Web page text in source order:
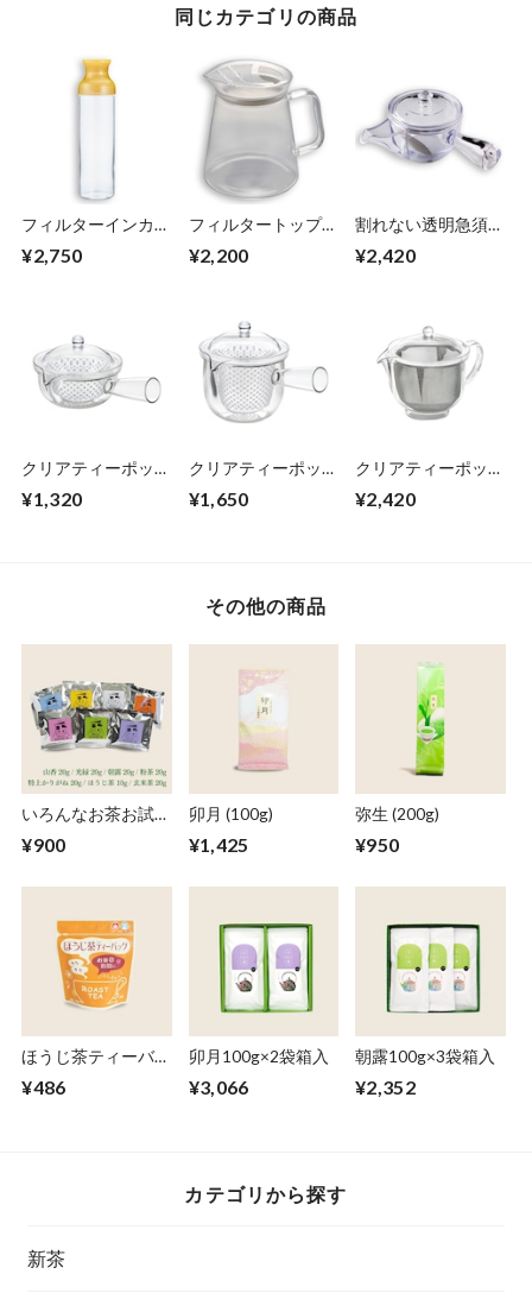
同じカテゴリの商品
フィルターインカラ
フェ 1000ml
【HARIO】
¥2,750
フィルタートップポ
ット 450ml
【HARIO】
¥2,200
割れない透明急須
270ml
¥2,420
クリアティーポット
¥1,320
クリアティーポット
プ)
¥1,650
クリアティーポット
レスメッシュ
¥2,420
その他の商品
いろんなお茶お試し
セット
¥900
卯月 (100g)
¥1,425
弥生 (200g)
¥950
ほうじ茶ティーバッ
グ 2g×20個
¥486
卯月100g×2袋箱入
¥3,066
朝露100g×3袋箱入
¥2,352
カテゴリから探す
新茶